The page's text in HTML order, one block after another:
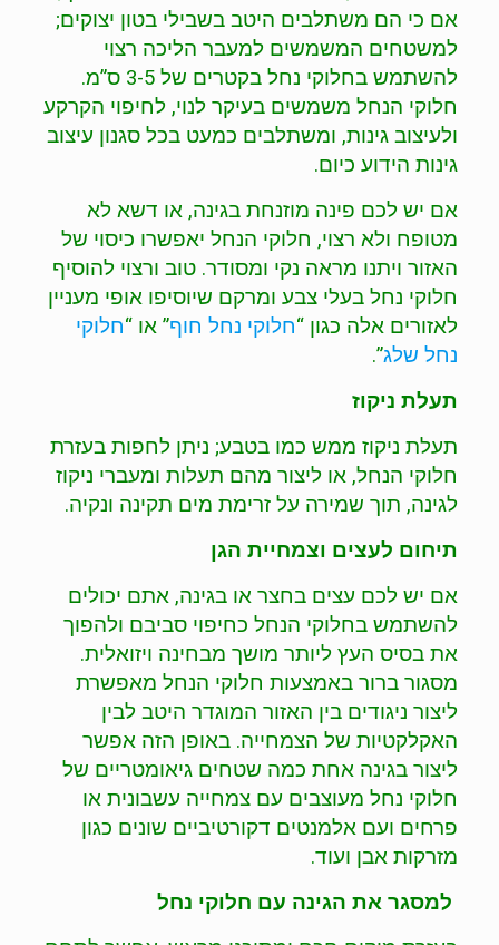
אם כי הם משתלבים היטב בשבילי בטון יצוקים;
למשטחים המשמשים למעבר הליכה רצוי
להשתמש בחלוקי נחל בקטרים של 3-5 ס”מ.
חלוקי הנחל משמשים בעיקר לנוי, לחיפוי הקרקע
ולעיצוב גינות, ומשתלבים כמעט בכל סגנון עיצוב
גינות הידוע כיום.
אם יש לכם פינה מוזנחת בגינה, או דשא לא
מטופח ולא רצוי, חלוקי הנחל יאפשרו כיסוי של
האזור ויתנו מראה נקי ומסודר. טוב ורצוי להוסיף
חלוקי נחל בעלי צבע ומרקם שיוסיפו אופי מעניין
לאזורים אלה כגון “חלוקי נחל חוף” או “חלוקי
נחל שלג”.
תעלת ניקוז
תעלת ניקוז ממש כמו בטבע; ניתן לחפות בעזרת
חלוקי הנחל, או ליצור מהם תעלות ומעברי ניקוז
לגינה, תוך שמירה על זרימת מים תקינה ונקיה.
תיחום לעצים וצמחיית הגן
אם יש לכם עצים בחצר או בגינה, אתם יכולים
להשתמש בחלוקי הנחל כחיפוי סביבם ולהפוך
את בסיס העץ ליותר מושך מבחינה ויזואלית.
מסגור ברור באמצעות חלוקי הנחל מאפשרת
ליצור ניגודים בין האזור המוגדר היטב לבין
האקלקטיות של הצמחייה. באופן הזה אפשר
ליצור בגינה אחת כמה שטחים גיאומטריים של
חלוקי נחל מעוצבים עם צמחייה עשבונית או
פרחים ועם אלמנטים דקורטיביים שונים כגון
מזרקות אבן ועוד.
למסגר את הגינה עם חלוקי נחל